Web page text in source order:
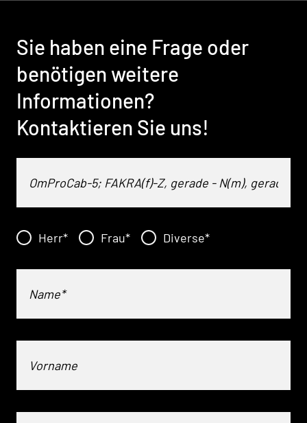
Sie haben eine Frage oder
benötigen weitere
Informationen?
Kontaktieren Sie uns!
Herr* Frau* Diverse*